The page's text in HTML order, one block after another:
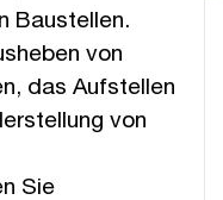
Baustellen.
von
das Aufstellen
von
Sie